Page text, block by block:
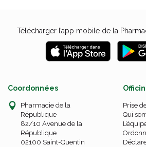
Télécharger l’app mobile de la
Coordonnées
Pharmacie de la
République
82/10 Avenue de la
République
02100 Saint-Quentin
Prise
Qui